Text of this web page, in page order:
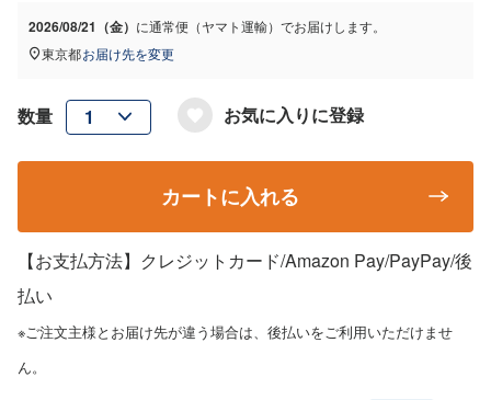
2026/08/21（金） に通常便（ヤマト運輸） でお届けします。
東京都お届け先を変更
お気に入りに登録
カートに入れる
【お支払方法】クレジットカード/Amazon Pay/PayPay/後
払い
※ご注文主様とお届け先が違う場合は、後払いをご利用いただけませ
ん。